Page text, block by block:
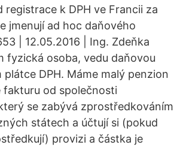
registrace k DPH ve Francii za
jmenují ad hoc daňového
| 12.05.2016 | Ing. Zdeňka
fyzická osoba, vedu daňovou
plátce DPH. Máme malý penzion
fakturu od společnosti
se zabývá zprostředkováním
státech a účtují si (pokud
provizi a částka je